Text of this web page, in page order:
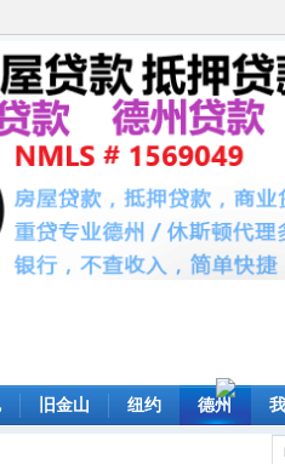
旧金山 纽约 德州